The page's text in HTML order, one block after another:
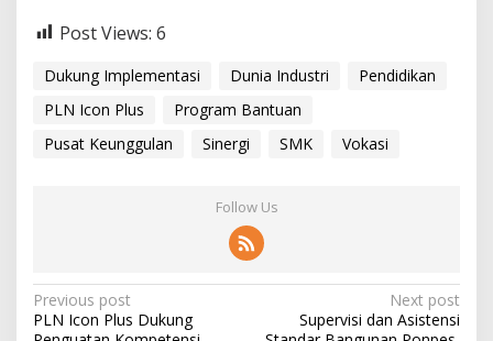
i
Post Views: 6
Dukung Implementasi Dunia Industri
Pendidikan
PLN Icon Plus
Program Bantuan
Pusat Keunggulan
Sinergi SMK Vokasi
Follow Us
P
Previous post
PLN Icon Plus Dukung
Next post
Supervisi dan Asistensi